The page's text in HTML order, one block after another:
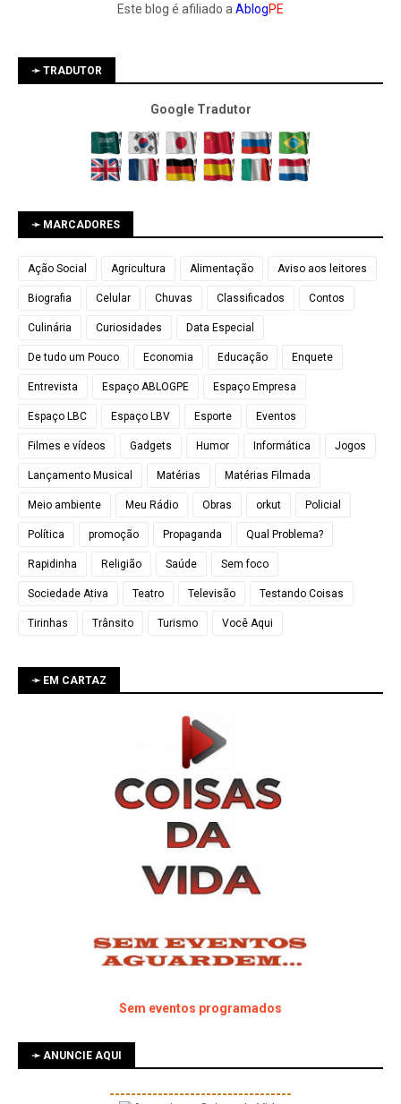
Este blog é afiliado aAblogPE
➛ TRADUTOR
Google Tradutor
➛ MARCADORES
Ação Social Agricultura Alimentação Aviso aos leitores
Biografia Celular Chuvas Classificados Contos
Culinária Curiosidades Data Especial
De tudo um Pouco Economia Educação Enquete
Entrevista Espaço ABLOGPE Espaço Empresa
Espaço LBC Espaço LBV Esporte Eventos
Filmes e vídeos Gadgets Humor Informática Jogos
Lançamento Musical Matérias Matérias Filmada
Meio ambiente Meu Rádio Obras orkut Policial
Política promoção Propaganda Qual Problema?
Rapidinha Religião Saúde Sem foco
Sociedade Ativa Teatro Televisão Testando Coisas
Tirinhas Trânsito Turismo Você Aqui
➛ EM CARTAZ
Sem eventos programados
➛ ANUNCIE AQUI
----------------------------------